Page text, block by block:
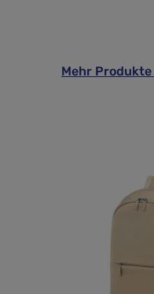
Mehr Produkte